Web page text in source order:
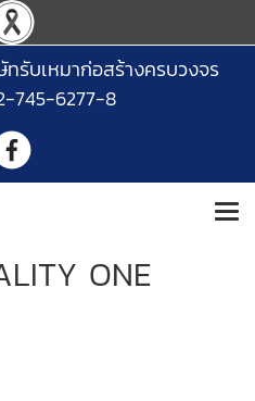
ทรับเหมาก่อสร้างครบวงจร
745-6277-8
ONE